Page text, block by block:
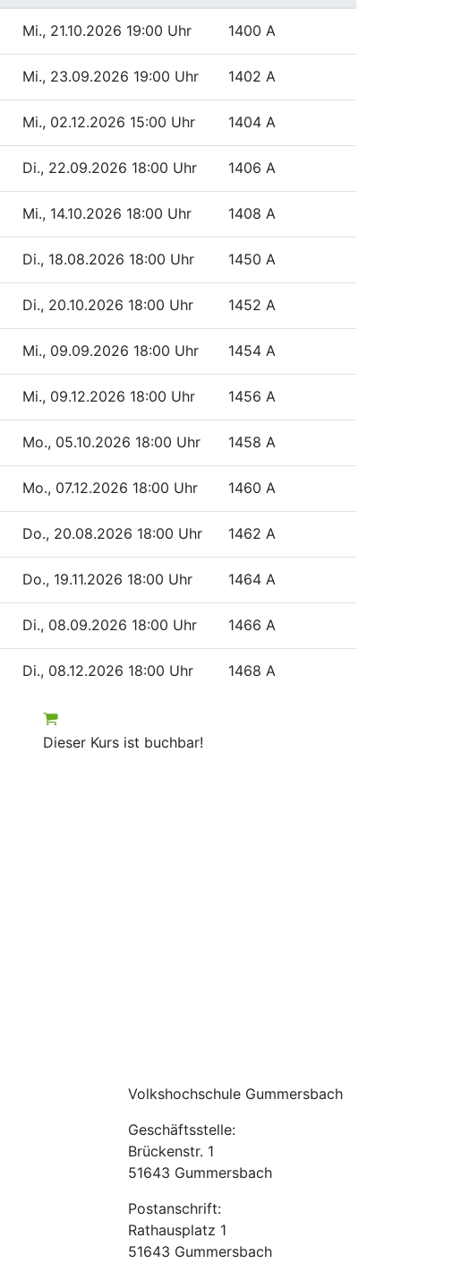
Mi., 21.10.2026 19:00 Uhr 1400 A
Mi., 23.09.2026 19:00 Uhr 1402 A
Mi., 02.12.2026 15:00 Uhr 1404 A
Di., 22.09.2026 18:00 Uhr 1406 A
Mi., 14.10.2026 18:00 Uhr 1408 A
Di., 18.08.2026 18:00 Uhr 1450 A
Di., 20.10.2026 18:00 Uhr 1452 A
Mi., 09.09.2026 18:00 Uhr 1454 A
Mi., 09.12.2026 18:00 Uhr 1456 A
Mo., 05.10.2026 18:00 Uhr 1458 A
Mo., 07.12.2026 18:00 Uhr 1460 A
Do., 20.08.2026 18:00 Uhr 1462 A
Do., 19.11.2026 18:00 Uhr 1464 A
Di., 08.09.2026 18:00 Uhr 1466 A
Di., 08.12.2026 18:00 Uhr 1468 A
Dieser Kurs ist buchbar!
Volkshochschule Gummersbach
Geschäftsstelle:
Brückenstr. 1
51643 Gummersbach
Postanschrift:
Rathausplatz 1
51643 Gummersbach